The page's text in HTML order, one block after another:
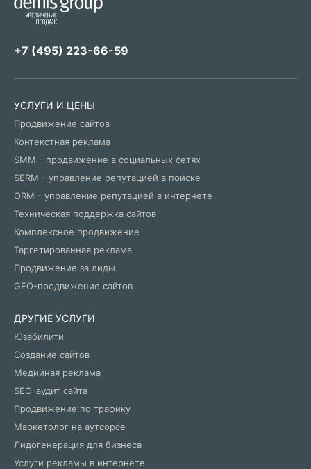
+7 (495) 223-66-59
УСЛУГИ И ЦЕНЫ
Продвижение сайтов
Контекстная реклама
SMM - продвижение в социальных сетях
SERM - управление репутацией в поиске
ORM - управление репутацией в интернете
Техническая поддержка сайтов
Комплексное продвижение
Таргетированная реклама
Продвижение за лиды
GEO-продвижение сайтов
ДРУГИЕ УСЛУГИ
Юзабилити
Создание сайтов
Медийная реклама
SEO-аудит сайта
Продвижение по трафику
Маркетолог на аутсорсе
Лидогенерация для бизнеса
Услуги рекламы в интернете